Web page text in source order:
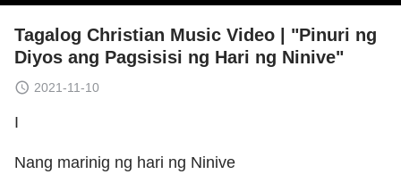
Tagalog Christian Music Video | "Pinuri ng
Diyos ang Pagsisisi ng Hari ng Ninive"
2021-11-10
I
Nang marinig ng hari ng Ninive